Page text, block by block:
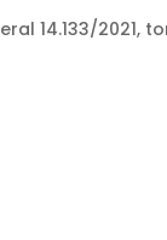
14.133/